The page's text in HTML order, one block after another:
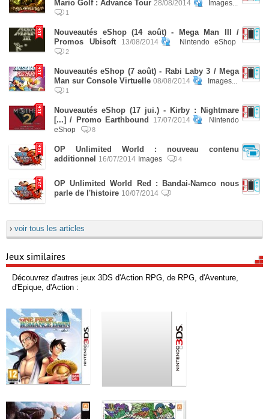
Mario Golf : Advance Tour 28/08/2014 Images...
1
Nouveautés eShop (14 août) - Mega Man III /
Promos Ubisoft
13/08/2014 Nintendo eShop
2
Nouveautés eShop (7 août) - Rabi Laby 3 / Mega
Man sur Console Virtuelle 08/08/2014 Images...
1
Nouveautés eShop (17 jui.) - Kirby : Nightmare
[...] / Promo Earthbound
17/07/2014
Nintendo
eShop
8
OP Unlimited World : nouveau contenu
additionnel
16/07/2014 Images 4
OP Unlimited World Red : Bandai-Namco nous
parle de l'histoire 10/07/2014
› voir tous les articles
Jeux similaires
Découvrez d'autres jeux 3DS d'Action RPG, de RPG, d'Aventure,
d'Epique, d'Action :